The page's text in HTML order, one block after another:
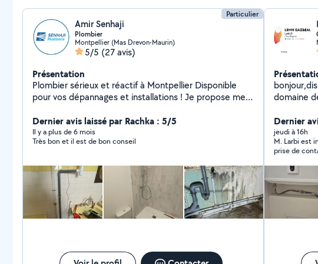
Particulier
Amir Senhaji
Plombier
Montpellier (Mas Drevon-Maurin)
5/5 (27 avis)
Présentation
Plombier sérieux et réactif à Montpellier Disponible
pour vos dépannages et installations ! Je propose mes
de petits travaux et dépannages à prix raisonnables :
Recherche et réparation de fuites Remplacement de
WC, robinetterie, chasse d'eau Débouchage de
Intervention rapide Travail soigné Disponible en
semaine et le week-end N'hésitez pas à me contacter
pour toute demande ou devis. Réponse rapide garantie
Dernier avis laissé par Rachka : 5/5
Il y a plus de 6 mois
Très bon et il est de bon conseil
domaine
,cuisine, sdb .
mécanisme
Dernier
jeudi à 16h
M. Larbi est
prise de
fournisseur
rapidement
conseillant
la